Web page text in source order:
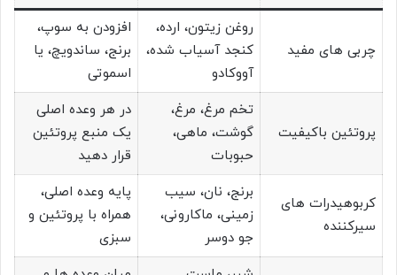
چربی های مفید
روغن زیتون، ارده،
کنجد آسیاب شده،
آووکادو
افزودن به سوپ،
برنج، ساندویچ، یا
اسموتی
پروتئین باکیفیت
تخم مرغ، مرغ،
گوشت، ماهی،
حبوبات
در هر وعده اصلی
یک منبع پروتئین
قرار دهید
کربوهیدرات های
سیرکننده
برنج، نان، سیب
زمینی، ماکارونی،
جو دوسر
پایه وعده اصلی،
همراه با پروتئین و
سبزی